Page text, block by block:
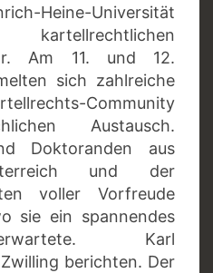
Heine-Universität
Am 11. und 12.
sich zahlreiche
Community
Austausch.
Doktoranden aus
und der
voller Vorfreude
sie ein spannendes
Karl
berichten. Der